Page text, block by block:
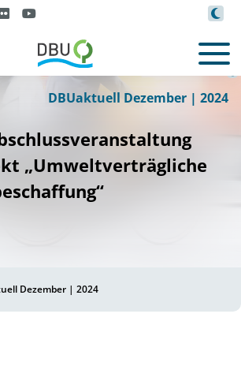
p
DBUaktuell Dezember | 2024
„Umweltverträgliche
Dezember | 2024